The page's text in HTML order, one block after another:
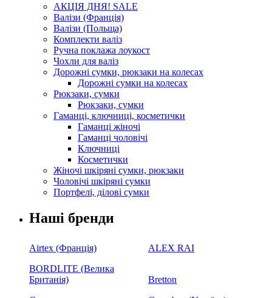
АКЦІЯ ДНЯ! SALE
Валізи (Франція)
Валізи (Польща)
Комплекти валіз
Ручна поклажа лоукост
Чохли для валіз
Дорожні сумки, рюкзаки на колесах
Дорожні сумки на колесах
Рюкзаки, сумки
Рюкзаки, сумки
Гаманці, ключниці, косметички
Гаманці жіночі
Гаманці чоловічі
Ключниці
Косметички
Жіночі шкіряні сумки, рюкзаки
Чоловічі шкіряні сумки
Портфелі, ділові сумки
Наші бренди
Airtex (Франція)
ALEX RAI
BORDLITE (Велика
Британія)
Bretton